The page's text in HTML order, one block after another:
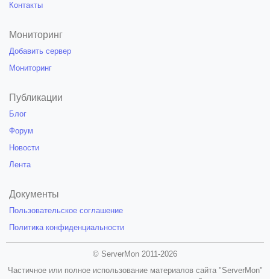
Контакты
Мониторинг
Добавить сервер
Мониторинг
Публикации
Блог
Форум
Новости
Лента
Документы
Пользовательское соглашение
Политика конфиденциальности
© ServerMon 2011-2026
Частичное или полное использование материалов сайта "ServerMon"